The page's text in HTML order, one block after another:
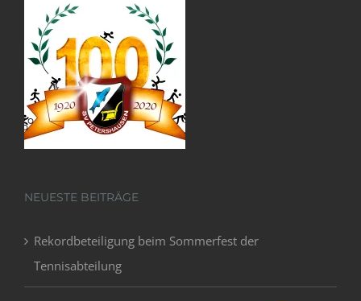
NEUESTE BEITRÄGE
Rekordbeteiligung beim Sommerfest der
Tennisabteilung